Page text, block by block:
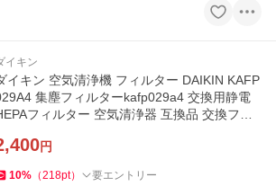
イキン
イキン 空気清浄機 フィルター DAIKIN KAFP
集塵フィルターkafp029a4 交換用静電
フィルター 空気清浄器 互換品 交換フィ
円
10% （218pt） 要エントリー